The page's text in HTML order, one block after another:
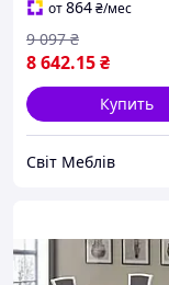
классическом стиле
Анжелика
от864₴/мес
8 642.15₴
9 097 ₴
Купить
Світ Меблів